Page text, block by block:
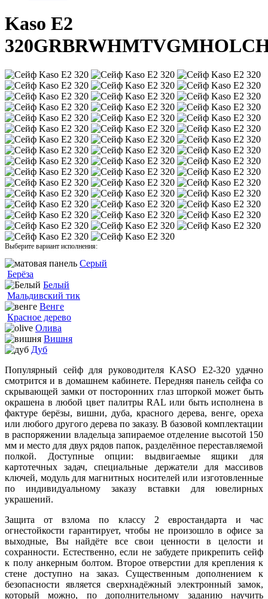
Kaso E2
320GRBRWHMTVGMHOL
Выберите вариант исполнения:
Серый
Берёза
Белый
Мальдивский тик
Венге
Красное дерево
Олива
Вишня
Дуб
Популярный сейф для руководителя KASO E2-320 удачно
смотрится и в домашнем кабинете. Передняя панель сейфа со
скрывающей замки от посторонних глаз шторкой может быть
окрашена в любой цвет палитры RAL или быть исполнена в
фактуре берёзы, вишни, дуба, красного дерева, венге, ореха
или любого другого дерева по заказу. В базовой комплектации
в распоряжении владельца запираемое отделение высотой 150
мм и место для двух рядов папок, разделённое переставляемой
полкой. Доступные опции: выдвигаемые ящики для
картотечных задач, специальные держатели для массивов
ключей, модуль для магнитных носителей или изготовленные
по индивидуальному заказу вставки для ювелирных
украшений.
Защита от взлома по классу 2 евростандарта и час
огнестойкости гарантирует, чтобы не произошло в офисе за
выходные, Вы найдёте все свои ценности в целости и
сохранности. Естественно, если не забудете прикрепить сейф
к полу анкерным болтом. Второе отверстии для крепления к
стене доступно на заказ. Существенным дополнением к
безопасности является сверхнадёжный электронный замок,
который можно, по дополнительному заданию научить